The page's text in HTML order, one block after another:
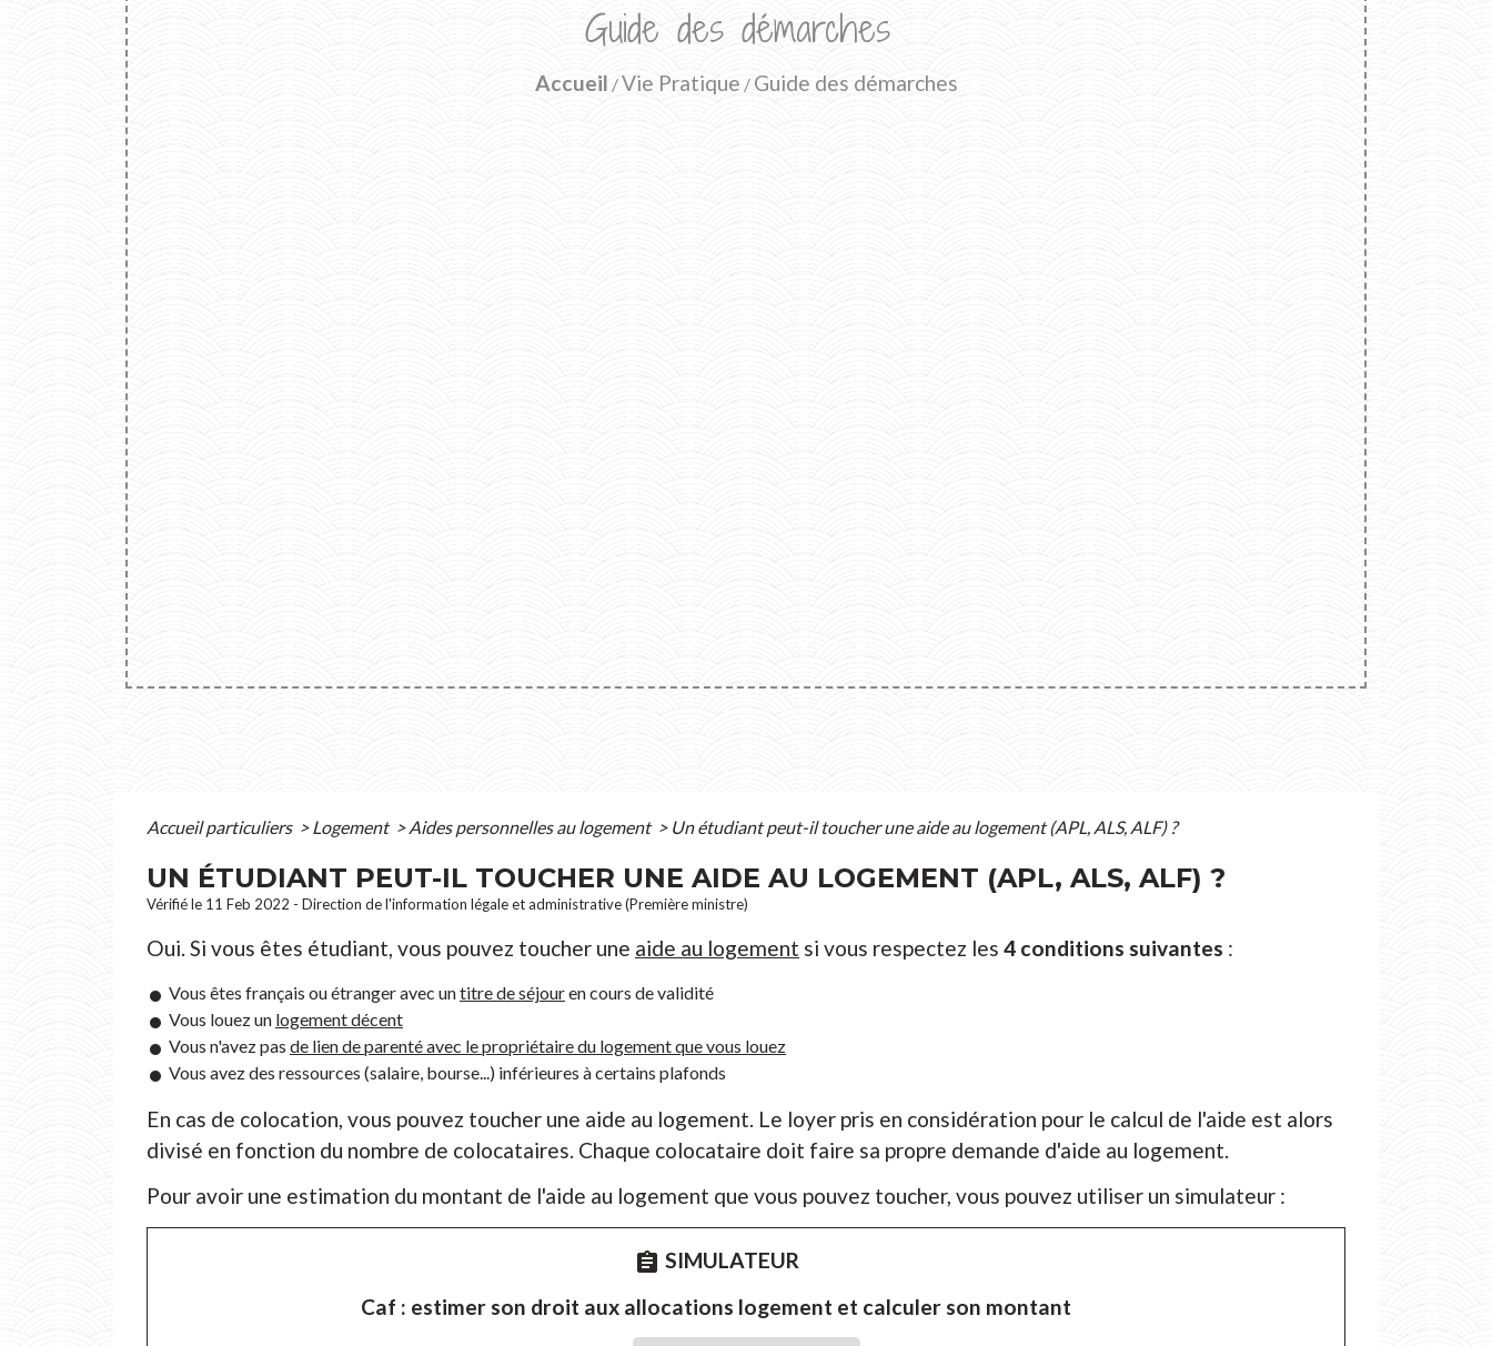
Guide des démarches
Accueil /Vie Pratique / Guide des démarches
Accueil particuliers > Logement > Aides personnelles au logement > Un étudiant peut-il toucher une aide au logement (APL, ALS, ALF) ?
UN ÉTUDIANT PEUT-IL TOUCHER UNE AIDE AU LOGEMENT (APL, ALS, ALF) ?
Vérifié le 11 Feb 2022 - Direction de l'information légale et administrative (Première ministre)
Oui. Si vous êtes étudiant, vous pouvez toucher une aide au logement si vous respectez les 4 conditions suivantes :
Vous êtes français ou étranger avec untitre de séjouren cours de validité
Vous louez un logement décent
Vous n'avez pas de lien de parenté avec le propriétaire du logement que vous louez
Vous avez des ressources (salaire, bourse...) inférieures à certains plafonds
En cas de colocation, vous pouvez toucher une aide au logement. Le loyer pris en considération pour le calcul de l'aide est alors
divisé en fonction du nombre de colocataires. Chaque colocataire doit faire sa propre demande d'aide au logement.
Pour avoir une estimation du montant de l'aide au logement que vous pouvez toucher, vous pouvez utiliser un simulateur :
assignment SIMULATEUR
Caf : estimer son droit aux allocations logement et calculer son montant